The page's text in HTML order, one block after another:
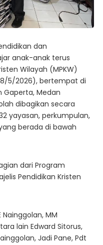
dan
anak-anak terus
Wilayah (MPKW)
5/2026), bertempat di
Gaperta, Medan
dibagikan secara
yayasan, perkumpulan,
berada di bawah
dari Program
Pendidikan Kristen
Nainggolan, MM
lain Edward Sitorus,
Jadi Pane, Pdt